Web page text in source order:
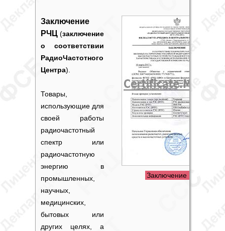
Заключение
РЧЦ (заключение
о соответствии
РадиоЧастотного
Центра).
Товары,
использующие для
своей работы
радиочастотный
спектр или
радиочастотную
энергию в
промышленных,
научных,
медицинских,
бытовых или
других целях, а
Заключение РЧЦ